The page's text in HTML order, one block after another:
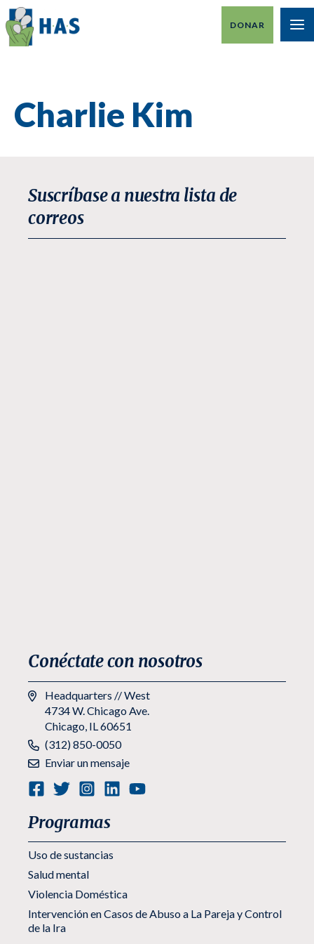
al
contenido
DONAR
Charlie Kim
Suscríbase a nuestra lista de
correos
Conéctate con nosotros
Headquarters // West
4734 W. Chicago Ave.
Chicago, IL 60651
Teléfono:
(312) 850-0050
Enviar un mensaje
Programas
Uso de sustancias
Salud mental
Violencia Doméstica
Intervención en Casos de Abuso a La Pareja y Control
de la Ira